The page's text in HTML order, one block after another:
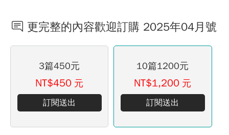
更完整的內容歡迎訂購 2025年04月號
3篇450元
NT$450 元
訂閱送出
10篇1200元
NT$1,200 元
訂閱送出